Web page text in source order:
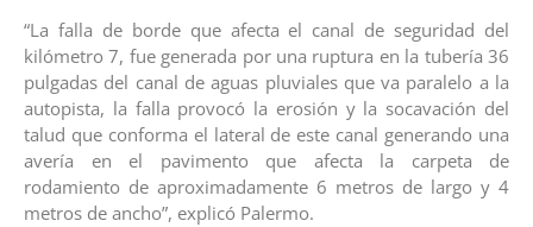
“La falla de borde que afecta el canal de seguridad del
kilómetro 7, fue generada por una ruptura en la tubería 36
pulgadas del canal de aguas pluviales que va paralelo a la
autopista, la falla provocó la erosión y la socavación del
talud que conforma el lateral de este canal generando una
avería en el pavimento que afecta la carpeta de
rodamiento de aproximadamente 6 metros de largo y 4
metros de ancho”, explicó Palermo.